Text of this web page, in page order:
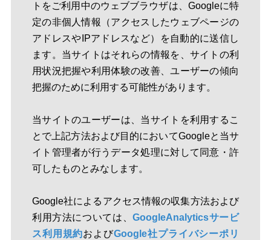
トをご利用中のウェブブラウザは、Googleに特
定の非個人情報（アクセスしたウェブページの
アドレスやIPアドレスなど）を自動的に送信し
ます。当サイトはそれらの情報を、サイトの利
用状況把握や利用体験の改善、ユーザーの傾向
把握のために利用する可能性があります。
当サイトのユーザーは、当サイトを利用するこ
とで上記方法および目的においてGoogleと当サ
イト管理者が行うデータ処理に対して同意・許
可したものとみなします。
Google社によるアクセス情報の収集方法および
利用方法については、GoogleAnalyticsサービ
ス利用規約およびGoogle社プライバシーポリ